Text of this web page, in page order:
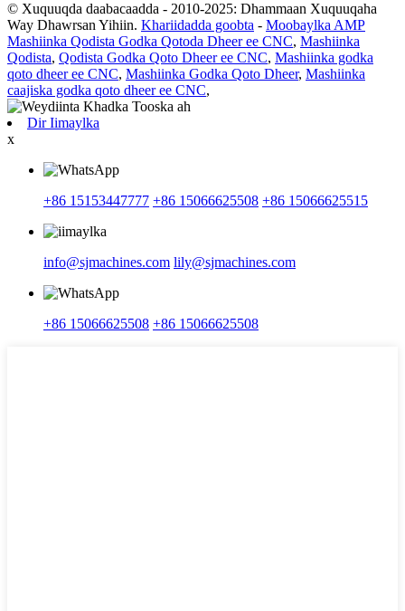
© Xuquuqda daabacaadda - 2010-2025: Dhammaan Xuquuqaha
Way Dhawrsan Yihiin. Khariidadda goobta - Moobaylka AMP
Mashiinka Qodista Godka Qotoda Dheer ee CNC, Mashiinka
Qodista, Qodista Godka Qoto Dheer ee CNC, Mashiinka godka
qoto dheer ee CNC, Mashiinka Godka Qoto Dheer, Mashiinka
caajiska godka qoto dheer ee CNC,
Dir Iimaylka
x
+86 15153447777 +86 15066625508 +86 15066625515
info@sjmachines.com lily@sjmachines.com
+86 15066625508 +86 15066625508